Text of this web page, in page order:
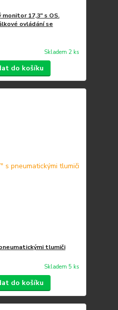
17,3" s OS.
ovládání se
Skladem 2 ks
do košíku
tlumiči
Skladem 5 ks
do košíku